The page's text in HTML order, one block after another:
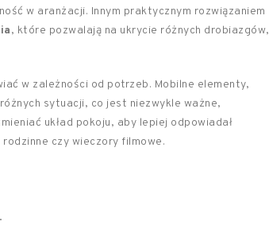
w aranżacji. Innym praktycznym rozwiązaniem
, które pozwalają na ukrycie różnych drobiazgów,
w zależności od potrzeb. Mobilne elementy,
sytuacji, co jest niezwykle ważne,
układ pokoju, aby lepiej odpowiadał
czy wieczory filmowe.